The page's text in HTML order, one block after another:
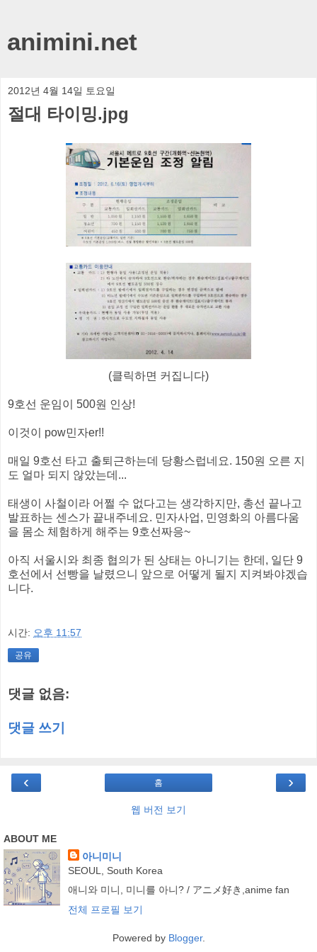
animini.net
2012년 4월 14일 토요일
절대 타이밍.jpg
(클릭하면 커집니다)
9호선 운임이 500원 인상!
이것이 pow민자er!!
매일 9호선 타고 출퇴근하는데 당황스럽네요. 150원 오른 지
도 얼마 되지 않았는데...
태생이 사철이라 어쩔 수 없다고는 생각하지만, 총선 끝나고
발표하는 센스가 끝내주네요. 민자사업, 민영화의 아름다움
을 몸소 체험하게 해주는 9호선짜응~
아직 서울시와 최종 협의가 된 상태는 아니기는 한데, 일단 9
호선에서 선빵을 날렸으니 앞으로 어떻게 될지 지켜봐야겠습
니다.
시간: 오후 11:57
공유
댓글 없음:
댓글 쓰기
‹ ›
홈
웹 버전 보기
ABOUT ME
아니미니
SEOUL, South Korea
애니와 미니, 미니를 아니? / アニメ好き,anime fan
전체 프로필 보기
Powered by Blogger.